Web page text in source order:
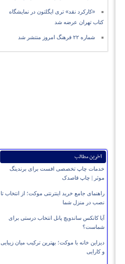
«کارکرد نقد» تری ایگلتون در نمایشگاه
کتاب تهران عرضه شد
شماره ۲۲ فرهنگ امروز منتشر شد
آخرین مطالب
خدمات چاپ تخصصی افست برای برندینگ
موثر | چاپ قاصدک
راهنمای جامع خرید اینترنتی موکت؛ از انتخاب تا
نصب در منزل شما
آیا کانکس ساندویچ پانل انتخاب درستی برای
شماست؟
دیزاین خانه با موکت؛ بهترین ترکیب میان زیبایی
و کارایی